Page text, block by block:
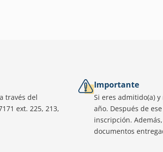
través del
ext. 225, 213,
Importante
Si eres admitido(a)
año. Después de
inscripción.
documentos